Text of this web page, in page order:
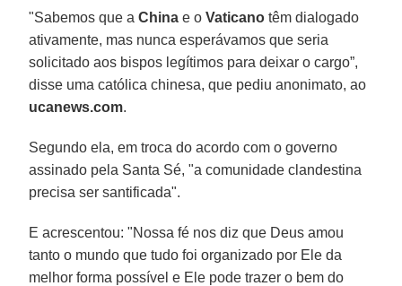
"Sabemos que aChina e oVaticano têm dialogado
ativamente, mas nunca esperávamos que seria
solicitado aos bispos legítimos para deixar o cargo”,
disse uma católica chinesa, que pediu anonimato, ao
ucanews.com.
Segundo ela, em troca do acordo com o governo
assinado pela Santa Sé, "a comunidade clandestina
precisa ser santificada".
E acrescentou: "Nossa fé nos diz que Deus amou
tanto o mundo que tudo foi organizado por Ele da
melhor forma possível e Ele pode trazer o bem do